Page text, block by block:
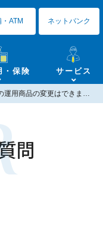
・保険 サービス
ATM ネットバンク
iDeCoの運用商品の変更はできますか？
問